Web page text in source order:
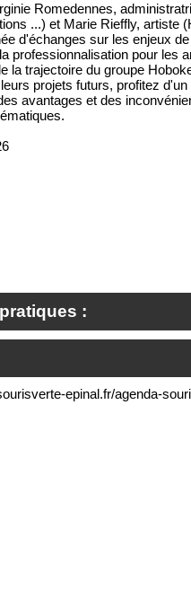
Romedennes,
...) et Marie Rieffly, artiste
d'échanges sur les enjeux
professionnalisation pour les
la trajectoire du groupe
projets futurs, profitez
avantages et des
:
epinal.fr/agenda-